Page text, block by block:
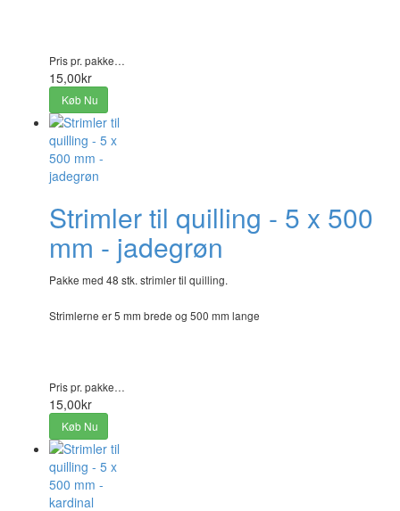
Pris pr. pakke…
15,00kr
Køb Nu
Strimler til quilling - 5 x 500
mm - jadegrøn
Pakke med 48 stk. strimler til quilling.
Strimlerne er 5 mm brede og 500 mm lange
Pris pr. pakke…
15,00kr
Køb Nu